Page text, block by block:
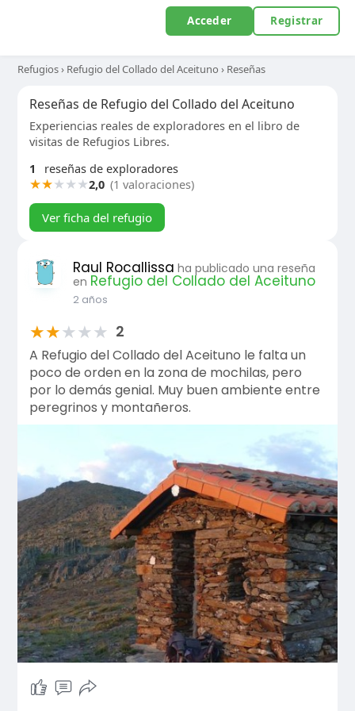
Acceder Registrar
Refugios› Refugio del Collado del Aceituno › Reseñas
Reseñas de Refugio del Collado del Aceituno
Experiencias reales de exploradores en el libro de
visitas de Refugios Libres.
1
reseñas de exploradores
★★★★★2,0 (1 valoraciones)
Ver ficha del refugio
Raul Rocallissa ha publicado una reseña
en Refugio del Collado del Aceituno
2 años
★★★★★ 2
A Refugio del Collado del Aceituno le falta un
poco de orden en la zona de mochilas, pero
por lo demás genial. Muy buen ambiente entre
peregrinos y montañeros.